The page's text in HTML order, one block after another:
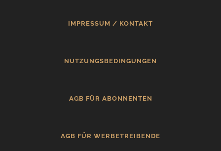
IMPRESSUM / KONTAKT
NUTZUNGSBEDINGUNGEN
AGB FÜR ABONNENTEN
AGB FÜR WERBETREIBENDE